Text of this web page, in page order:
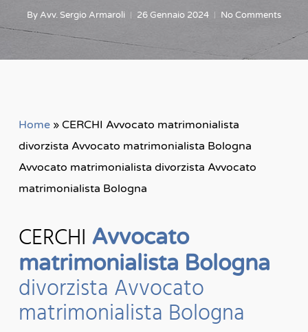
ByAvv. Sergio Armaroli 26 Gennaio 2024 No Comments
Home» CERCHI Avvocato matrimonialista
divorzista Avvocato matrimonialista Bologna
Avvocato matrimonialista divorzista Avvocato
matrimonialista Bologna
CERCHI Avvocato
matrimonialista Bologna
divorzista Avvocato
matrimonialista Bologna